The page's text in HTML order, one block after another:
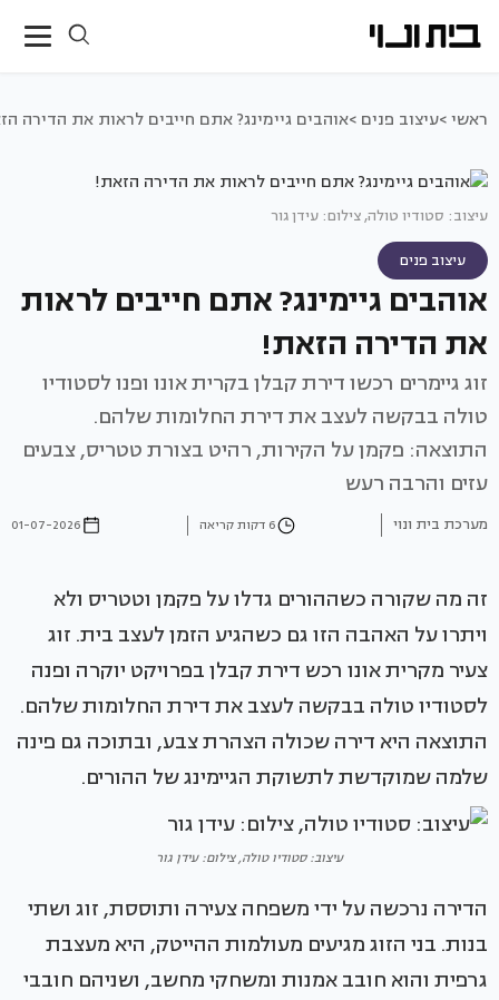
ראשי >עיצוב פנים >אוהבים גיימינג? אתם חייבים לראות את הדירה
עיצוב: סטודיו טולה, צילום: עידן גור
עיצוב פנים
אוהבים גיימינג? אתם חייבים לראות
את הדירה הזאת!
זוג גיימרים רכשו דירת קבלן בקרית אונו ופנו לסטודיו
טולה בבקשה לעצב את דירת החלומות שלהם.
התוצאה: פקמן על הקירות, רהיט בצורת טטריס, צבעים
עזים והרבה רעש
מערכת בית ונוי 6 דקות קריאה 01-07-2026
זה מה שקורה כשההורים גדלו על פקמן וטטריס ולא
ויתרו על האהבה הזו גם כשהגיע הזמן לעצב בית. זוג
צעיר מקרית אונו רכש דירת קבלן בפרויקט יוקרה ופנה
לסטודיו טולה בבקשה לעצב את דירת החלומות שלהם.
התוצאה היא דירה שכולה הצהרת צבע, ובתוכה גם פינה
שלמה שמוקדשת לתשוקת הגיימינג של ההורים.
עיצוב: סטודיו טולה, צילום: עידן גור
הדירה נרכשה על ידי משפחה צעירה ותוססת, זוג ושתי
בנות. בני הזוג מגיעים מעולמות ההייטק, היא מעצבת
גרפית והוא חובב אמנות ומשחקי מחשב, ושניהם חובבי